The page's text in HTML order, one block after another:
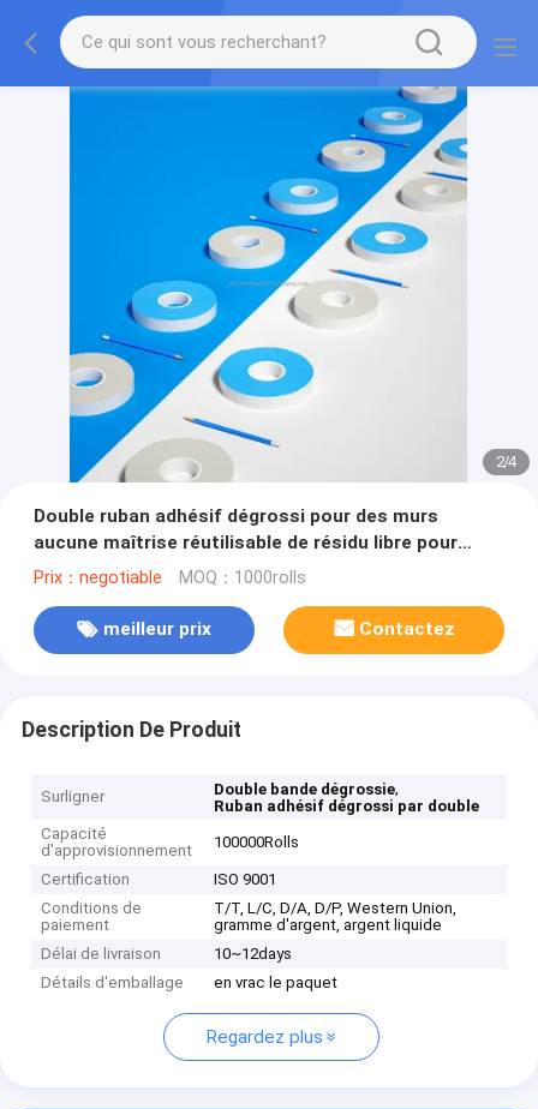
2/4
Double ruban adhésif dégrossi pour des murs
aucune maîtrise réutilisable de résidu libre pour
couper le double ruban adhésif latéral
Prix：negotiable MOQ：1000rolls
meilleur prix Contactez
Description De Produit
Surligner Double bande dégrossie,
Ruban adhésif dégrossi par double
Capacité
d'approvisionnement
100000Rolls
Certification
ISO 9001
Conditions de
paiement
T/T, L/C, D/A, D/P, Western Union,
gramme d'argent, argent liquide
Délai de livraison
10~12days
Détails d'emballage
en vrac le paquet
Regardez plus